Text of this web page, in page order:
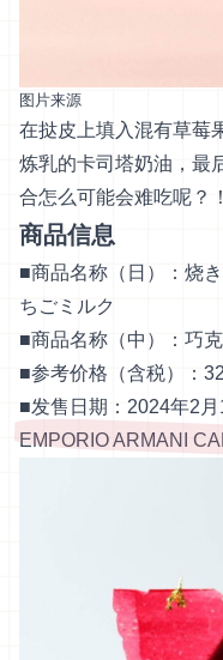
图片来源
在挞皮上填入混有草莓
炼乳的卡司塔奶油，最
合怎么可能会难吃呢？！
商品信息
■商品名称（日）：烧
ちごミルク
■商品名称（中）：巧
■参考价格（含税）：
■发售日期：2024年2月
EMPORIO ARMANI